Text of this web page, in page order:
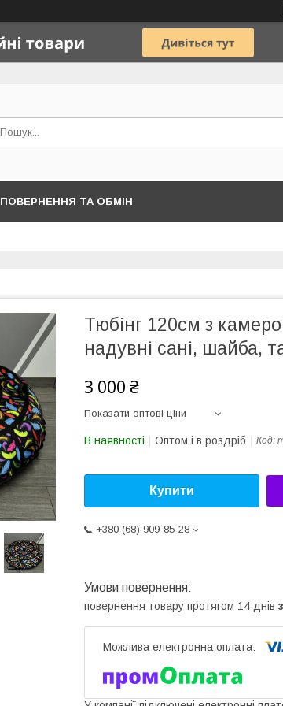
ПОВЕРНЕННЯ ТА ОБМІН
Тюбінг 120см з
надувні сані, шайба,
3 000 ₴
Показати оптові ціни
В наявності Оптом і в роздріб Код:
Купити
+380 (68) 909-85-28
повернення товару протягом 14 днів